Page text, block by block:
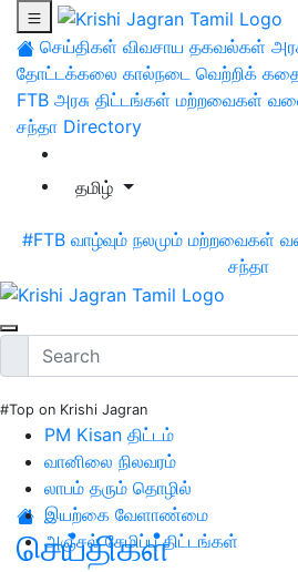
செய்திகள் விவசாய தகவல்கள்
தோட்டக்கலை கால்நடை வெற்றிக்
FTB அரசு திட்டங்கள் மற்றவைகள்
சந்தா Directory
தமிழ்
#FTB வாழ்வும் நலமும் மற்றவைகள்
சந்தா
#Top on Krishi Jagran
PM Kisan திட்டம்
வானிலை நிலவரம்
லாபம் தரும் தொழில்
இயற்கை வேளாண்மை
அஞ்சல் சேமிப்பு திட்டங்கள்
செய்திகள்